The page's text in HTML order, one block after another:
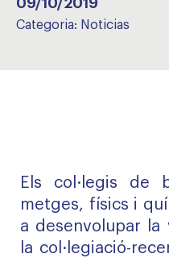
09/10/2019
Categoria: Noticias
Els col·legis de
metges, físics i
a desenvolupar la
la col·legiació-